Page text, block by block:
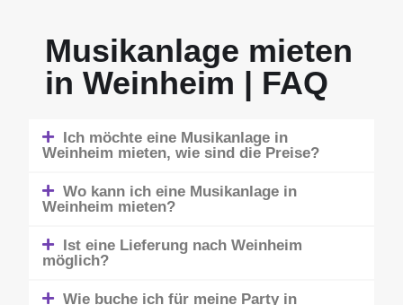
Musikanlage mieten
in Weinheim | FAQ
Ich möchte eine Musikanlage in
Weinheim mieten, wie sind die Preise?
Wo kann ich eine Musikanlage in
Weinheim mieten?
Ist eine Lieferung nach Weinheim
möglich?
Wie buche ich für meine Party in